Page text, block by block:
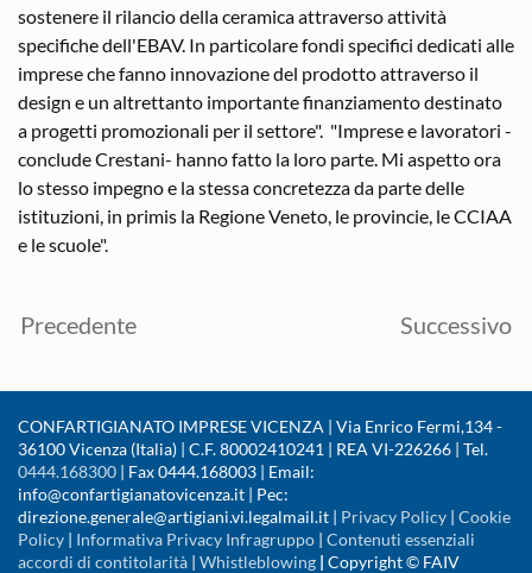
sostenere il rilancio della ceramica attraverso attività
specifiche dell'EBAV. In particolare fondi specifici dedicati alle
imprese che fanno innovazione del prodotto attraverso il
design e un altrettanto importante finanziamento destinato
a progetti promozionali per il settore". "Imprese e lavoratori -
conclude Crestani- hanno fatto la loro parte. Mi aspetto ora
lo stesso impegno e la stessa concretezza da parte delle
istituzioni, in primis la Regione Veneto, le provincie, le CCIAA
e le scuole".
Precedente Successivo
CONFARTIGIANATO IMPRESE VICENZA | Via Enrico Fermi,134 -
36100 Vicenza (Italia) | C.F. 80002410241 | REA VI-226266 | Tel.
0444.168300 | Fax 0444.168003 | Email:
info@confartigianatovicenza.it | Pec:
direzione.generale@artigiani.vi.legalmail.it | Privacy Policy | Cookie
Policy | Informativa Privacy Infragruppo | Contenuti essenziali
accordi di contitolarità | Whistleblowing | Copyright © FAIV